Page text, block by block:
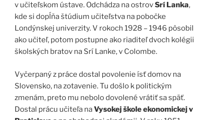
v učiteľskom ústave. Odchádza na ostrovSrí Lanka,
kde si dopĺňa štúdium učiteľstva na pobočke
Londýnskej univerzity. V rokoch 1928 – 1946 pôsobil
ako učiteľ, potom postupne ako riaditeľ dvoch kolégii
školských bratov na Srí Lanke, v Colombe.
Vyčerpaný z práce dostal povolenie ísť domov na
Slovensko, na zotavenie. Tu došlo k politickým
zmenám, preto mu nebolo dovolené vrátiť sa späť.
Dostal prácu učiteľa naVysokej škole ekonomickej v